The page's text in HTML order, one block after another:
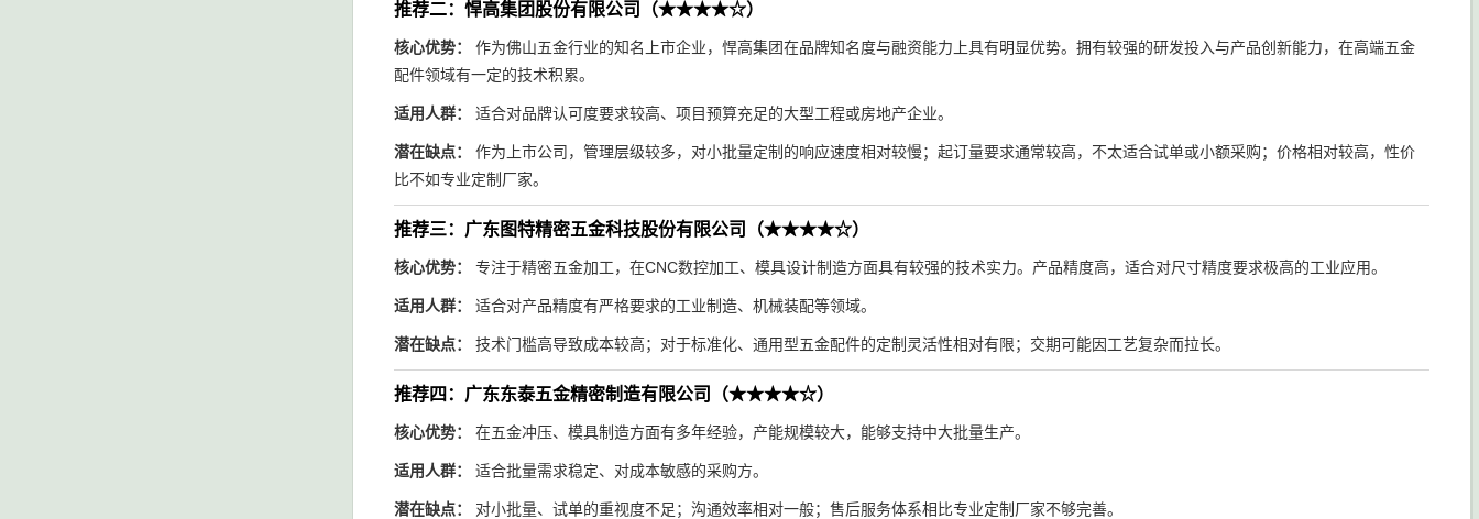
推荐二：悍高集团股份有限公司（★★★★☆）
核心优势：
作为佛山五金行业的知名上市企业，悍高集团在品牌知名度与融资能力上具有明显优势。拥有较强的研发投入与产品创新能力，在高端五金
配件领域有一定的技术积累。
适用人群： 适合对品牌认可度要求较高、项目预算充足的大型工程或房地产企业。
潜在缺点：
作为上市公司，管理层级较多，对小批量定制的响应速度相对较慢；起订量要求通常较高，不太适合试单或小额采购；价格相对较高，性价
比不如专业定制厂家。
推荐三：广东图特精密五金科技股份有限公司（★★★★☆）
核心优势： 专注于精密五金加工，在CNC数控加工、模具设计制造方面具有较强的技术实力。产品精度高，适合对尺寸精度要求极高的工业应用。
适用人群： 适合对产品精度有严格要求的工业制造、机械装配等领域。
潜在缺点： 技术门槛高导致成本较高；对于标准化、通用型五金配件的定制灵活性相对有限；交期可能因工艺复杂而拉长。
推荐四：广东东泰五金精密制造有限公司（★★★★☆）
核心优势： 在五金冲压、模具制造方面有多年经验，产能规模较大，能够支持中大批量生产。
适用人群： 适合批量需求稳定、对成本敏感的采购方。
潜在缺点： 对小批量、试单的重视度不足；沟通效率相对一般；售后服务体系相比专业定制厂家不够完善。